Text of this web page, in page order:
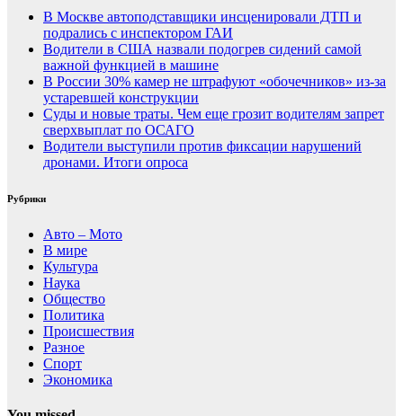
В Москве автоподставщики инсценировали ДТП и
подрались с инспектором ГАИ
Водители в США назвали подогрев сидений самой
важной функцией в машине
В России 30% камер не штрафуют «обочечников» из-за
устаревшей конструкции
Суды и новые траты. Чем еще грозит водителям запрет
сверхвыплат по ОСАГО
Водители выступили против фиксации нарушений
дронами. Итоги опроса
Рубрики
Авто – Мото
В мире
Культура
Наука
Общество
Политика
Происшествия
Разное
Спорт
Экономика